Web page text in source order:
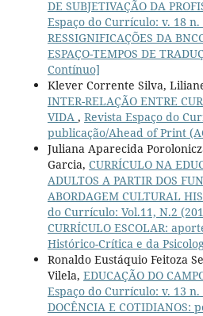
DE SUBJETIVAÇÃO DA
Espaço do Currículo: v. 18 n.
RESSIGNIFICAÇÕES DA
ESPAÇO-TEMPOS DE
Contínuo]
Klever Corrente Silva,
INTER-RELAÇÃO ENTRE
VIDA , Revista Espaço do
publicação/Ahead of Print
Juliana Aparecida
Garcia, CURRÍCULO NA
ADULTOS A PARTIR DOS
ABORDAGEM CULTURAL
do Currículo: Vol.11, N.2
CURRÍCULO ESCOLAR:
Histórico-Crítica e da
Ronaldo Eustáquio Feitoza
Vilela, EDUCAÇÃO DO
Espaço do Currículo: v. 13 n.
DOCÊNCIA E COTIDIANOS: